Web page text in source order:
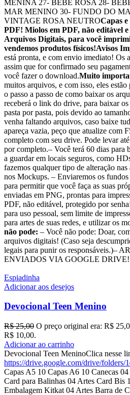
MENINA 27- BEBÊ ROSA 28-
MAR MENINO 30- FUNDO DO
VINTAGE ROSA NEUTROCapas
PDF! Miolos em PDF, não editável
Arquivos Digitais, para você
vendemos produtos físicos!Avisos
está pronta, e com envio imediato! Os
assim que for confirmado seu
você fazer o download.Muito
muitos arquivos, e com isso, eles
o passo a passo de como baixar os
receberá o link do drive, para baixar
pasta por pasta, pois devido ao
venha faltando arquivos, caso baixe
apareça vazia, peço que atualize com
completo com seu drive. Pode levar
por completo.– Você terá 60 dias para
a guardar em locais seguros, como
fazemos qualquer tipo de alteração
nos Mockups. – Enviaremos os
para permitir que você faça as suas
enviadas em PNG, prontas para
PDF, não editável, protegido por
para uso pessoal, sem limite de
para artes de suas redes, e utilizar os
não pode: – Você não pode: Doar,
arquivos digitais! (Caso seja
legais para punir os responsáveis.)–
ENVIADOS VIA GOOGLE DRIVE!
Espiadinha
Adicionar aos desejos
Devocional Teen Menino
R$25,00 O preço original era: R$
R$ 10,00.
Adicionar ao carrinho
Devocional Teen MeninoClica nesse
https://drive.google.com/drive/
Capas A5 10 Capas A6 10 Canecas
Card para Balinhas 04 Artes Card Bis
Embalagem Kitkat 04 Artes Barra de